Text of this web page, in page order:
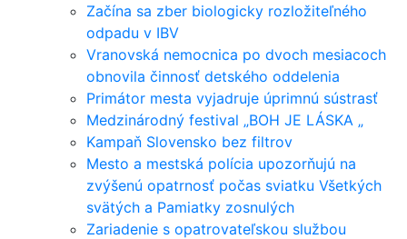
Začína sa zber biologicky rozložiteľného
odpadu v IBV
Vranovská nemocnica po dvoch mesiacoch
obnovila činnosť detského oddelenia
Primátor mesta vyjadruje úprimnú sústrasť
Medzinárodný festival „BOH JE LÁSKA „
Kampaň Slovensko bez filtrov
Mesto a mestská polícia upozorňujú na
zvýšenú opatrnosť počas sviatku Všetkých
svätých a Pamiatky zosnulých
Zariadenie s opatrovateľskou službou